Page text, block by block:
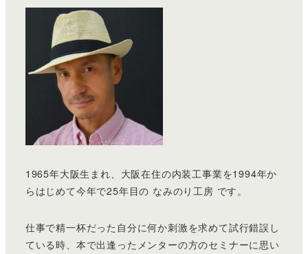
1965年大阪生まれ、大阪在住の内装工事業を1994年か
らはじめて今年で25年目の なみのり工房 です。
仕事で精一杯だった自分に何か刺激を求めて試行錯誤し
ている時、本で出逢ったメンターの方のセミナーに思い